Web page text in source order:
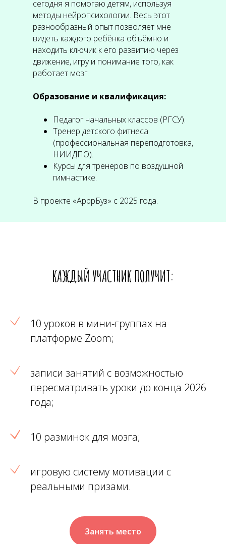
сегодня я помогаю детям, используя
методы нейропсихологии. Весь этот
разнообразный опыт позволяет мне
видеть каждого ребёнка объёмно и
находить ключик к его развитию через
движение, игру и понимание того, как
работает мозг.
Образование и квалификация:
Педагог начальных классов (РГСУ).
Тренер детского фитнеса
(профессиональная переподготовка,
НИИДПО).
Курсы для тренеров по воздушной
гимнастике.
В проекте «АрррБуз» с 2025 года.
КАЖДЫЙ УЧАСТНИК ПОЛУЧИТ:
10 уроков в мини-группах на
платформе Zoom;
записи занятий с возможностью
пересматривать уроки до конца 2026
года;
10 разминок для мозга;
игровую систему мотивации с
реальными призами.
Занять место